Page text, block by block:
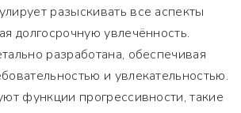
разыскивать все аспекты
долгосрочную увлечённость.
разработана, обеспечивая
и увлекательностью.
функции прогрессивности, такие